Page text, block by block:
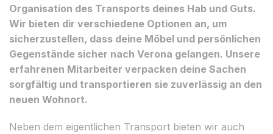
Organisation des Transports deines Hab und Guts.
Wir bieten dir verschiedene Optionen an, um
sicherzustellen, dass deine Möbel und persönlichen
Gegenstände sicher nach Verona gelangen. Unsere
erfahrenen Mitarbeiter verpacken deine Sachen
sorgfältig und transportieren sie zuverlässig an den
neuen Wohnort.
Neben dem eigentlichen Transport bieten wir auch